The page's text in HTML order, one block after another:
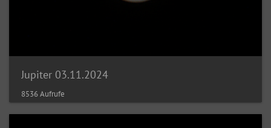
Jupiter 03.11.2024
8536 Aufrufe